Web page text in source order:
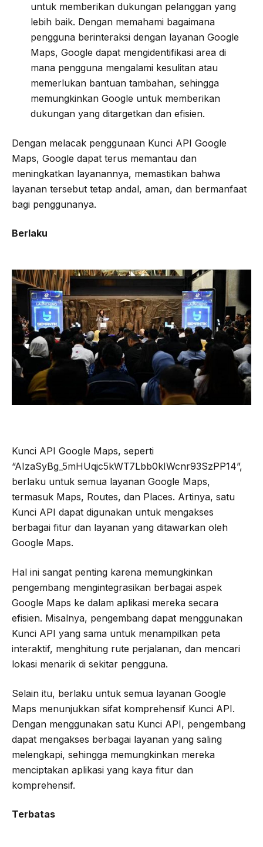
untuk memberikan dukungan pelanggan yang
lebih baik. Dengan memahami bagaimana
pengguna berinteraksi dengan layanan Google
Maps, Google dapat mengidentifikasi area di
mana pengguna mengalami kesulitan atau
memerlukan bantuan tambahan, sehingga
memungkinkan Google untuk memberikan
dukungan yang ditargetkan dan efisien.
Dengan melacak penggunaan Kunci API Google
Maps, Google dapat terus memantau dan
meningkatkan layanannya, memastikan bahwa
layanan tersebut tetap andal, aman, dan bermanfaat
bagi penggunanya.
Berlaku
Kunci API Google Maps, seperti
“AIzaSyBg_5mHUqjc5kWT7Lbb0kIWcnr93SzPP14”,
berlaku untuk semua layanan Google Maps,
termasuk Maps, Routes, dan Places. Artinya, satu
Kunci API dapat digunakan untuk mengakses
berbagai fitur dan layanan yang ditawarkan oleh
Google Maps.
Hal ini sangat penting karena memungkinkan
pengembang mengintegrasikan berbagai aspek
Google Maps ke dalam aplikasi mereka secara
efisien. Misalnya, pengembang dapat menggunakan
Kunci API yang sama untuk menampilkan peta
interaktif, menghitung rute perjalanan, dan mencari
lokasi menarik di sekitar pengguna.
Selain itu, berlaku untuk semua layanan Google
Maps menunjukkan sifat komprehensif Kunci API.
Dengan menggunakan satu Kunci API, pengembang
dapat mengakses berbagai layanan yang saling
melengkapi, sehingga memungkinkan mereka
menciptakan aplikasi yang kaya fitur dan
komprehensif.
Terbatas